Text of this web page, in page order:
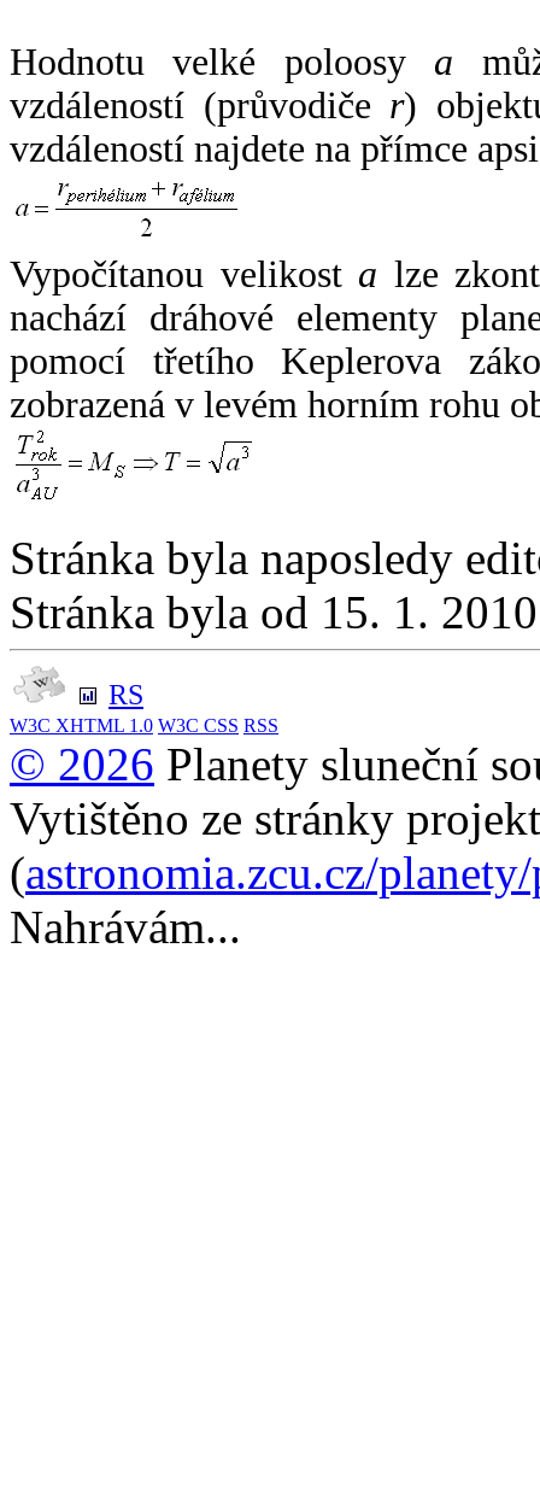
Hodnotu velké poloosy a
vzdáleností (průvodiče r)
vzdáleností najdete na přímce
Vypočítanou velikost a lze
nachází dráhové elementy
pomocí třetího Keplerova
zobrazená v levém horním rohu
Stránka byla naposledy
Stránka byla od 15. 1.
RS
W3C XHTML 1.0 W3C CSS RSS
© 2026 Planety sluneční
Vytištěno ze stránky
(astronomia.zcu.cz/
Nahrávám...